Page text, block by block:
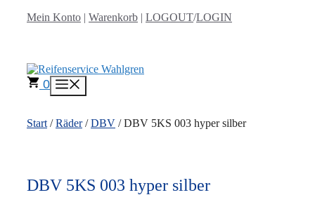
Mein Konto | Warenkorb | LOGOUT/LOGIN
0
Start /Räder/DBV / DBV 5KS 003 hyper silber
DBV 5KS 003 hyper silber